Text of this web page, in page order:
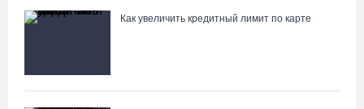
Как увеличить кредитный лимит по карте